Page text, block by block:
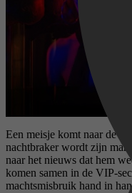
Een meisje komt naar de
nachtbraker wordt zijn
naar het nieuws dat hem
komen samen in de VIP-
machtsmisbruik hand in